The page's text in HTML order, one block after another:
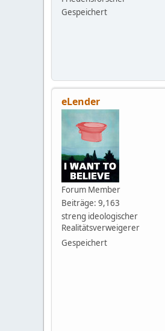
Gespeichert
eLender
Forum Member
Beiträge: 9,163
streng ideologischer
Realitätsverweigerer
Gespeichert